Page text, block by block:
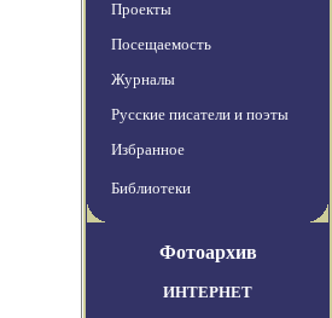
Проекты
Посещаемость
Журналы
Русские писатели и поэты
Избранное
Библиотеки
Фотоархив
ИНТЕРНЕТ